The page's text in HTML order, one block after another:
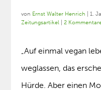
von Ernst Walter Henrich |1.
Zeitungsartikel |2
„Auf einmal vegan
weglassen, das
Hürde. Aber einen